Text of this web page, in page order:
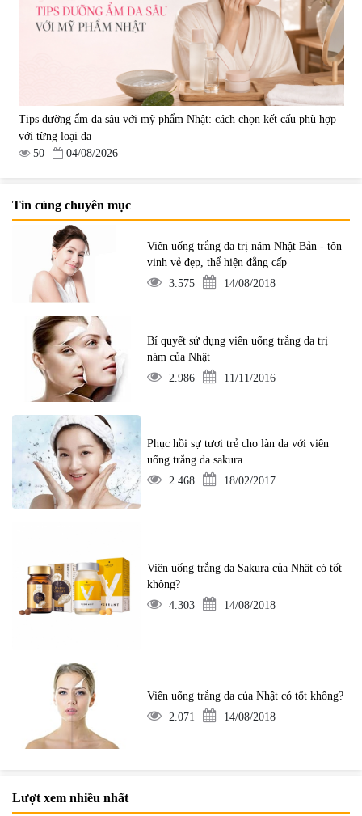
Tips dưỡng ẩm da sâu với mỹ phẩm Nhật: cách chọn kết cấu phù hợp
với từng loại da
50
04/08/2026
Tin cùng chuyên mục
Viên uống trắng da trị nám Nhật Bản - tôn
vinh vẻ đẹp, thể hiện đẳng cấp
3.575
14/08/2018
Bí quyết sử dụng viên uống trắng da trị
nám của Nhật
2.986
11/11/2016
Phục hồi sự tươi trẻ cho làn da với viên
uống trắng da sakura
2.468
18/02/2017
Viên uống trắng da Sakura của Nhật có tốt
không?
4.303
14/08/2018
Viên uống trắng da của Nhật có tốt không?
2.071
14/08/2018
Lượt xem nhiều nhất